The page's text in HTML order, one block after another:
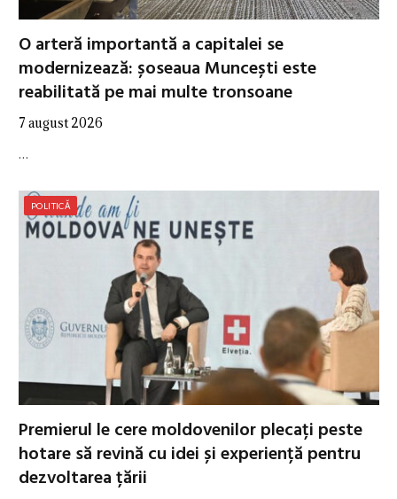
O arteră importantă a capitalei se
modernizează: șoseaua Muncești este
reabilitată pe mai multe tronsoane
7 august 2026
…
POLITICĂ
Premierul le cere moldovenilor plecați peste
hotare să revină cu idei și experiență pentru
dezvoltarea țării